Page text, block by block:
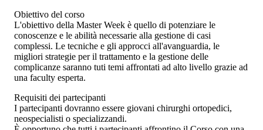
Obiettivo del corso
L'obiettivo della Master Week è quello di potenziare le
conoscenze e le abilità necessarie alla gestione di casi
complessi. Le tecniche e gli approcci all'avanguardia, le
migliori strategie per il trattamento e la gestione delle
complicanze saranno tuti temi affrontati ad alto livello grazie ad
una faculty esperta.
Requisiti dei partecipanti
I partecipanti dovranno essere giovani chirurghi ortopedici,
neospecialisti o specializzandi.